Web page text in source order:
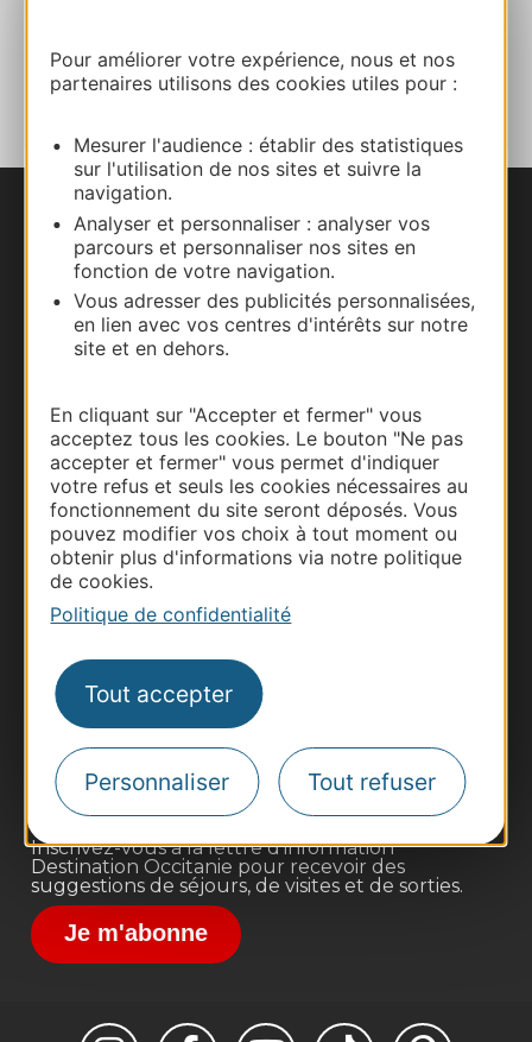
Pour améliorer votre expérience, nous et nos
partenaires utilisons des cookies utiles pour :
Mesurer l'audience : établir des statistiques
sur l'utilisation de nos sites et suivre la
navigation.
Analyser et personnaliser : analyser vos
parcours et personnaliser nos sites en
fonction de votre navigation.
Vous adresser des publicités personnalisées,
en lien avec vos centres d'intérêts sur notre
site et en dehors.
En cliquant sur "Accepter et fermer" vous
acceptez tous les cookies. Le bouton "Ne pas
accepter et fermer" vous permet d'indiquer
votre refus et seuls les cookies nécessaires au
fonctionnement du site seront déposés. Vous
pouvez modifier vos choix à tout moment ou
obtenir plus d'informations via notre politique
de cookies.
Politique de confidentialité
Tout accepter
Personnaliser Tout refuser
AJOUTER
AU CARNET
Nous contacter
Carte interactive
Documentation
Thermalisme
Business/Mice
Pros d'Occitanie
Site presse et d'influence
Voyagistes
Destination Sport
Inscrivez-vous à la lettre d'information
Destination Occitanie pour recevoir des
suggestions de séjours, de visites et de sorties.
Je m'abonne